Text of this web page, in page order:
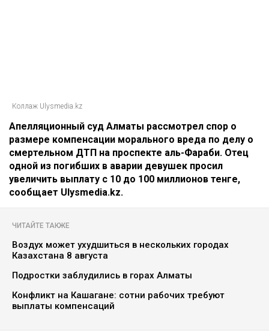
Коллаж Ulysmedia.kz
Апелляционный суд Алматы рассмотрел спор о
размере компенсации морального вреда по делу о
смертельном ДТП на проспекте аль-Фараби. Отец
одной из погибших в аварии девушек просил
увеличить выплату с 10 до 100 миллионов тенге,
сообщает Ulysmedia.kz.
ЧИТАЙТЕ ТАКЖЕ
Воздух может ухудшиться в нескольких городах
Казахстана 8 августа
Подростки заблудились в горах Алматы
Конфликт на Кашагане: сотни рабочих требуют
выплаты компенсаций